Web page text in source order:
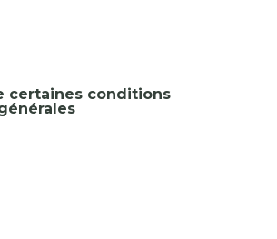
certaines conditions